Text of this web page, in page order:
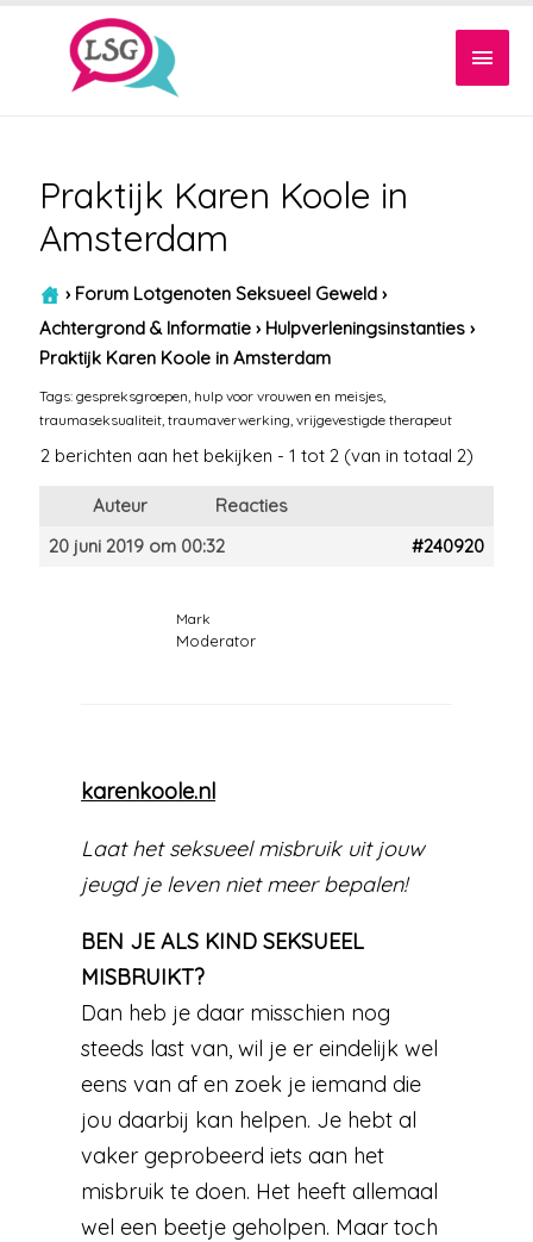
Praktijk Karen Koole in
Amsterdam
› Forum Lotgenoten Seksueel Geweld ›
Achtergrond & Informatie › Hulpverleningsinstanties ›
Praktijk Karen Koole in Amsterdam
Tags:gespreksgroepen hulp voor vrouwen en meisjes
traumaseksualiteit ,traumaverwerking ,vrijgevestigde therapeut
2 berichten aan het bekijken - 1 tot 2 (van in totaal 2)
Auteur
Reacties
20 juni 2019 om 00:32
#240920
Mark
Moderator
karenkoole.nl
Laat het seksueel misbruik uit jouw
jeugd je leven niet meer bepalen!
BEN JE ALS KIND SEKSUEEL
MISBRUIKT?
Dan heb je daar misschien nog
steeds last van, wil je er eindelijk wel
eens van af en zoek je iemand die
jou daarbij kan helpen. Je hebt al
vaker geprobeerd iets aan het
misbruik te doen. Het heeft allemaal
wel een beetje geholpen. Maar toch